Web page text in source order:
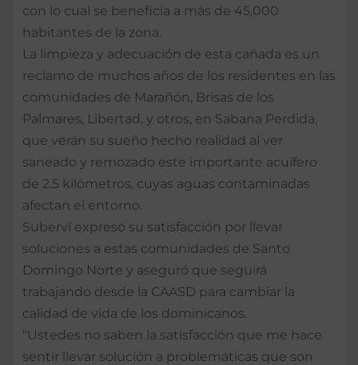
con lo cual se beneficia a más de 45,000
habitantes de la zona.
La limpieza y adecuación de esta cañada es un
reclamo de muchos años de los residentes en las
comunidades de Marañón, Brisas de los
Palmares, Libertad, y otros, en Sabana Perdida,
que verán su sueño hecho realidad al ver
saneado y remozado este importante acuífero
de 2.5 kilómetros, cuyas aguas contaminadas
afectan el entorno.
Suberví expresó su satisfacción por llevar
soluciones a estas comunidades de Santo
Domingo Norte y aseguró que seguirá
trabajando desde la CAASD para cambiar la
calidad de vida de los dominicanos.
“Ustedes no saben la satisfacción que me hace
sentir llevar solución a problemáticas que son